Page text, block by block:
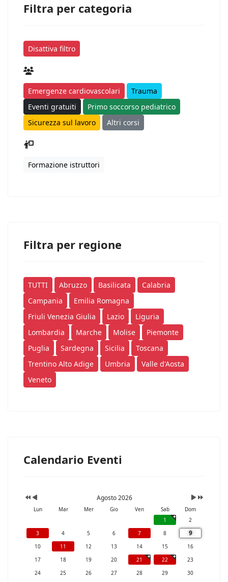
Filtra per categoria
Disattiva filtro
Emergenze cardiovascolari
Trauma
Eventi gratuiti
Primo soccorso pediatrico
Sicurezza sul lavoro
Altri corsi
Formazione istruttori
Filtra per regione
TUTTI Abruzzo Basilicata
Calabria
Campania
Emilia Romagna
Friuli Venezia Giulia
Lazio
Liguria
Lombardia
Marche Molise
Piemonte
Puglia
Sardegna Sicilia
Toscana
Trentino Alto Adige
Umbria
Valle d'Aosta
Veneto
Calendario Eventi
Agosto 2026
Lun Mar Mer Gio Ven Sab
Dom
1
2
3
4 5 6 7 8 9
10 11 12 13 14 15
16
17
18 19 20 21 22
23
24
25 26 27 28 29
30